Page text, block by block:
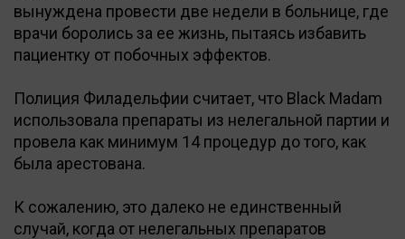
вынуждена провести две недели в больнице, где
врачи боролись за ее жизнь, пытаясь избавить
пациентку от побочных эффектов.
Полиция Филадельфии считает, что Black Madam
использовала препараты из нелегальной партии и
провела как минимум 14 процедур до того, как
была арестована.
К сожалению, это далеко не единственный
случай, когда от нелегальных препаратов